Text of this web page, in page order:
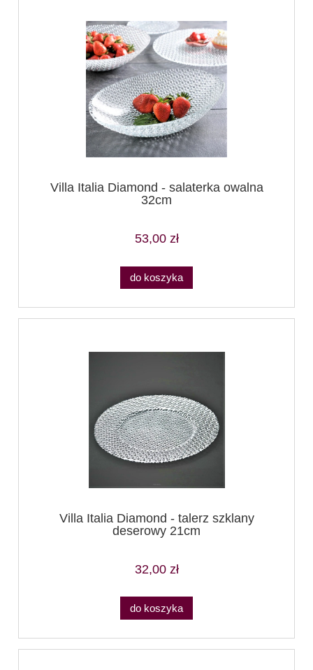
Villa Italia Diamond - salaterka owalna
32cm
53,00 zł
do koszyka
Villa Italia Diamond - talerz szklany
deserowy 21cm
32,00 zł
do koszyka